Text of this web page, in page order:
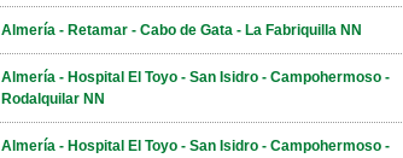
Almería - Retamar - Cabo de Gata - La Fabriquilla NN
Almería - Hospital El Toyo - San Isidro - Campohermoso -
Rodalquilar NN
Almería - Hospital El Toyo - San Isidro - Campohermoso -